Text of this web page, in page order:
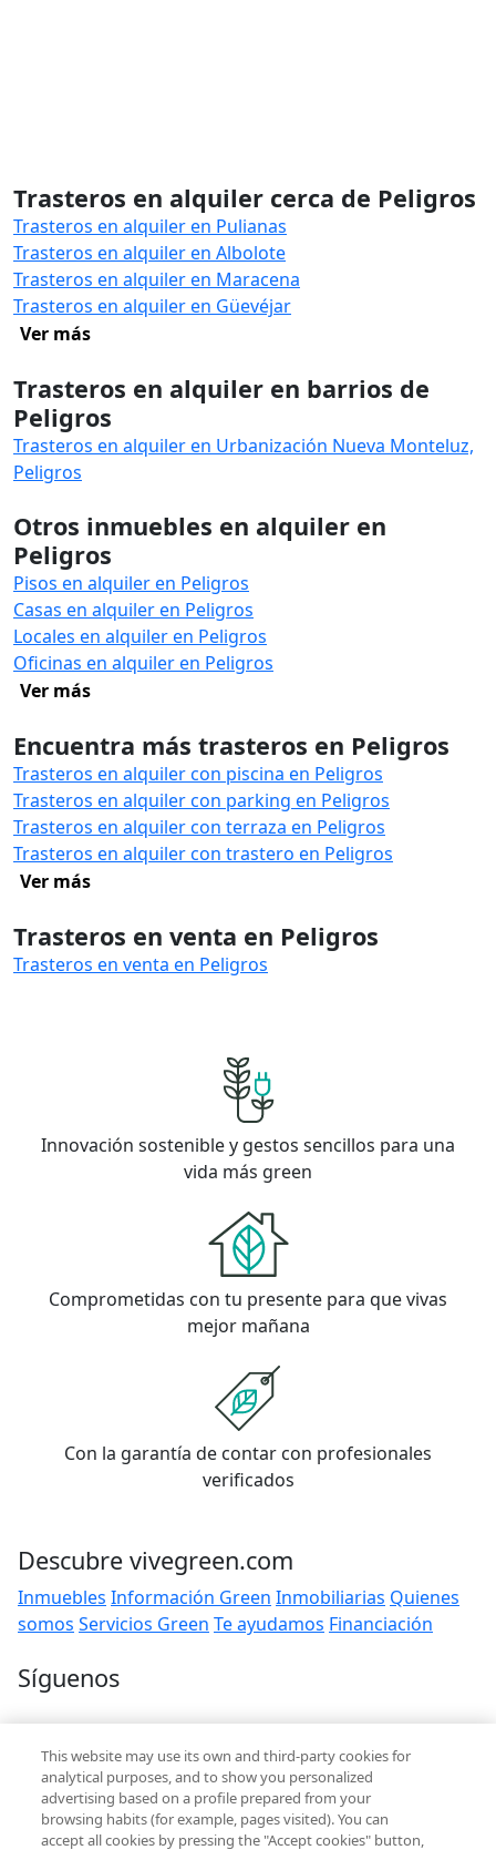
Trasteros en alquiler cerca de Peligros
Trasteros en alquiler en Pulianas
Trasteros en alquiler en Albolote
Trasteros en alquiler en Maracena
Trasteros en alquiler en Güevéjar
Ver más
Trasteros en alquiler en barrios de
Peligros
Trasteros en alquiler en Urbanización Nueva Monteluz,
Peligros
Otros inmuebles en alquiler en
Peligros
Pisos en alquiler en Peligros
Casas en alquiler en Peligros
Locales en alquiler en Peligros
Oficinas en alquiler en Peligros
Ver más
Encuentra más trasteros en Peligros
Trasteros en alquiler con piscina en Peligros
Trasteros en alquiler con parking en Peligros
Trasteros en alquiler con terraza en Peligros
Trasteros en alquiler con trastero en Peligros
Ver más
Trasteros en venta en Peligros
Trasteros en venta en Peligros
Innovación sostenible y gestos sencillos para una
vida más green
Comprometidas con tu presente para que vivas
mejor mañana
Con la garantía de contar con profesionales
verificados
Descubre vivegreen.com
Inmuebles Información Green Inmobiliarias Quienes
somos Servicios Green Te ayudamos Financiación
Síguenos
Contacto
hola@vivegreen.com
This website may use its own and third-party cookies for
analytical purposes, and to show you personalized
advertising based on a profile prepared from your
browsing habits (for example, pages visited). You can
accept all cookies by pressing the "Accept cookies" button,